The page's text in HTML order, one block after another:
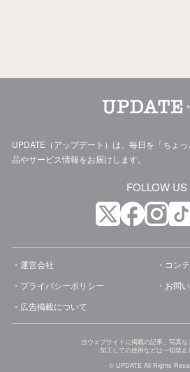
UPDATE（アップデート）は、毎日を「ちょ
品やサービス情報をお届けします。
FOLLOW US
運営会社
コン
プライバシーポリシー
お問
広告掲載について
当ウェブサイトに掲載の記事、写真な
加工しての使用などは一切禁止
© UPDATE All Rights